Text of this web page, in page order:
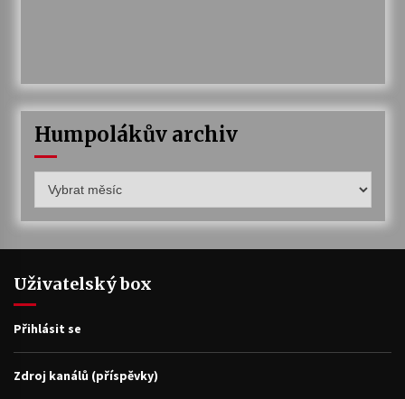
Humpolákův archiv
archiv
Uživatelský box
Přihlásit se
Zdroj kanálů (příspěvky)